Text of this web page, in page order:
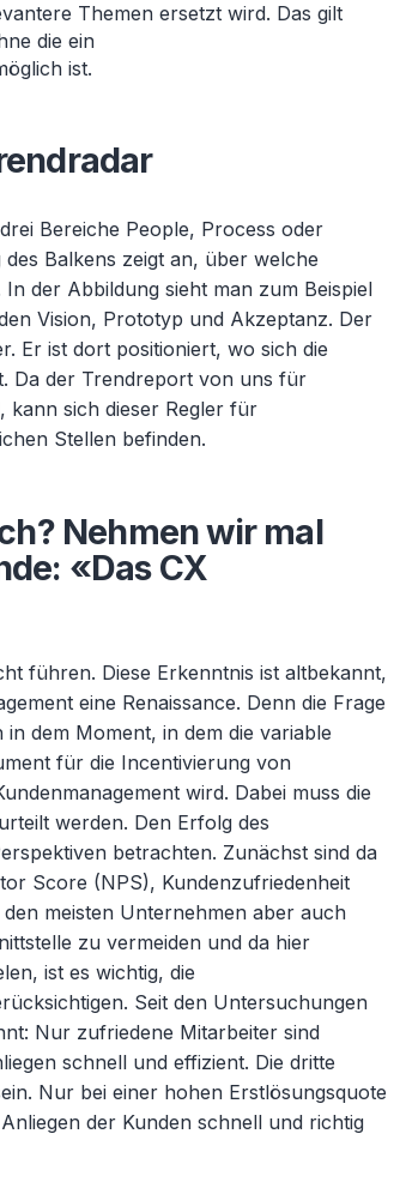
Themen ersetzt wird. Das gilt
die ein
ist.
Bereiche People, Process oder
Balkens zeigt an, über welche
der Abbildung sieht man zum Beispiel
Vision, Prototyp und Akzeptanz. Der
Er ist dort positioniert, wo sich die
Da der Trendreport von uns für
kann sich dieser Regler für
Stellen befinden.
Nehmen wir mal
«Das CX
führen. Diese Erkenntnis ist altbekannt,
eine Renaissance. Denn die Frage
dem Moment, in dem die variable
für die Incentivierung von
wird. Dabei muss die
werden. Den Erfolg des
betrachten. Zunächst sind da
Score (NPS), Kundenzufriedenheit
meisten Unternehmen aber auch
zu vermeiden und da hier
ist es wichtig, die
Seit den Untersuchungen
Nur zufriedene Mitarbeiter sind
schnell und effizient. Die dritte
Nur bei einer hohen Erstlösungsquote
der Kunden schnell und richtig